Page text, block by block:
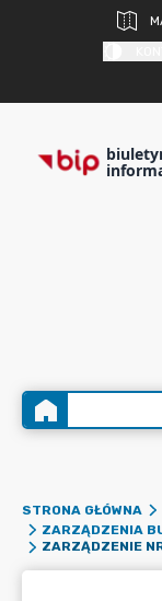
STRONA GŁÓWNA
ZARZĄDZENIA